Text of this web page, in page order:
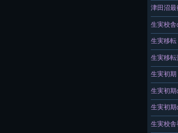
津田沼
生実校舎
生実移転
生実移
生実初期
生実初期
生実初期
生実校